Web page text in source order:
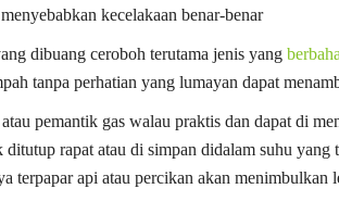
kecelakaan benar-benar
dibuang ceroboh terutama jenis yang
tanpa perhatian yang lumayan dapat
pemantik gas walau praktis dan dapat di
rapat atau di simpan didalam suhu
terpapar api atau percikan akan menimbulkan